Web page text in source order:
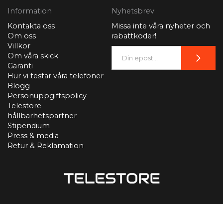
Information
Kontakta oss
Om oss
Villkor
Om våra skick
Garanti
Hur vi testar våra telefoner
Blogg
Personuppgiftspolicy
Telestore
hållbarhetspartner
Stipendium
Press & media
Retur & Reklamation
Nyhetsbrev
Missa inte våra nyheter och
rabattkoder!